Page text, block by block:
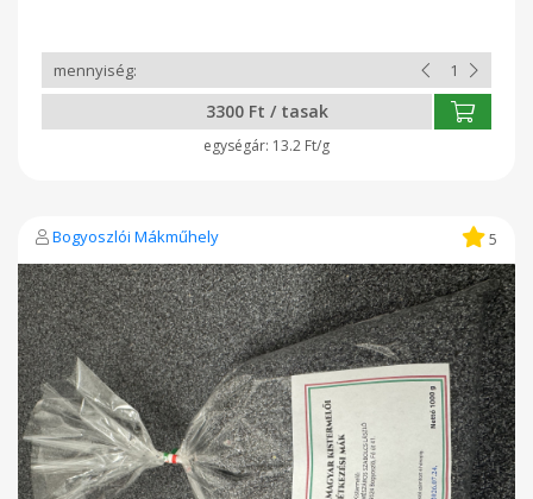
3300 Ft / tasak
13.2 Ft/g
Bogyoszlói Mákműhely 5